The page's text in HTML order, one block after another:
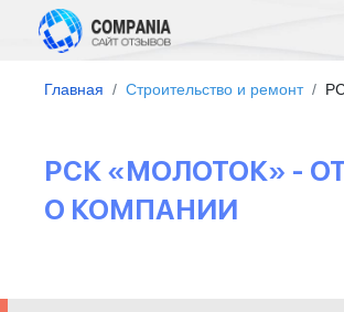
Главная Строительство и ремонт
РСК «МОЛОТОК» -
О КОМПАНИИ